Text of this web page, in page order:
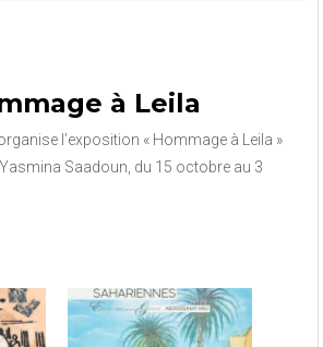
à Leila
organise l’exposition « Hommage à Leila »
Saadoun, du 15 octobre au 3